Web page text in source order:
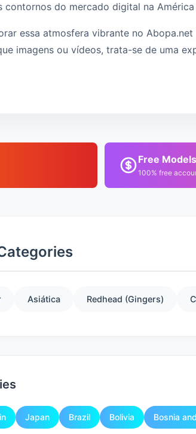
contornos do mercado digital na
essa atmosfera vibrante no
imagens ou vídeos, trata-se de uma
Free Models
100% free
Asiática Redhead (Gingers)
Japan Brazil Bolivia Bosnia